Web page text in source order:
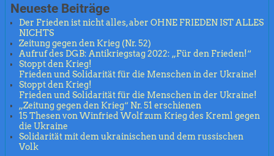
Neueste Beiträge
Der Frieden ist nicht alles, aber OHNE FRIEDEN IST ALLES
NICHTS
Zeitung gegen den Krieg (Nr. 52)
Aufruf des DGB: Antikriegstag 2022: „Für den Frieden!“
Stoppt den Krieg!
Frieden und Solidarität für die Menschen in der Ukraine!
Stoppt den Krieg!
Frieden und Solidarität für die Menschen in der Ukraine!
„Zeitung gegen den Krieg“ Nr. 51 erschienen
15 Thesen von Winfried Wolf zum Krieg des Kreml gegen
die Ukraine
Solidarität mit dem ukrainischen und dem russischen
Volk